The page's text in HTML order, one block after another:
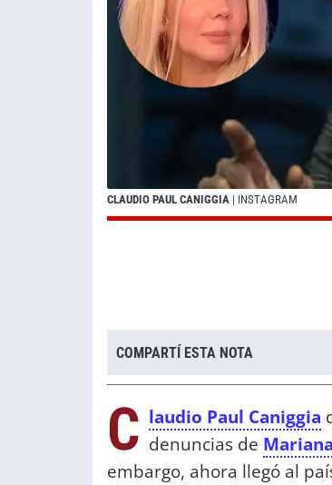
CLAUDIO PAUL CANIGGIA | INSTAGRAM
COMPARTÍ ESTA NOTA
C laudio Paul Caniggia
denuncias de
embargo, ahora llegó al